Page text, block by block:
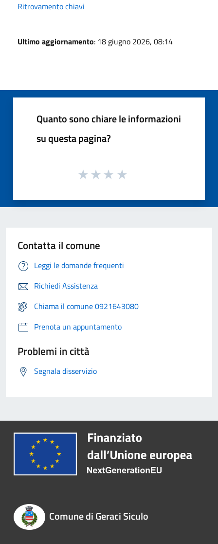
Ritrovamento chiavi
Ultimo aggiornamento: 18 giugno 2026, 08:14
Quanto sono chiare le informazioni
su questa pagina?
Contatta il comune
Leggi le domande frequenti
Richiedi Assistenza
Chiama il comune 0921643080
Prenota un appuntamento
Problemi in città
Segnala disservizio
Comune di Geraci Siculo